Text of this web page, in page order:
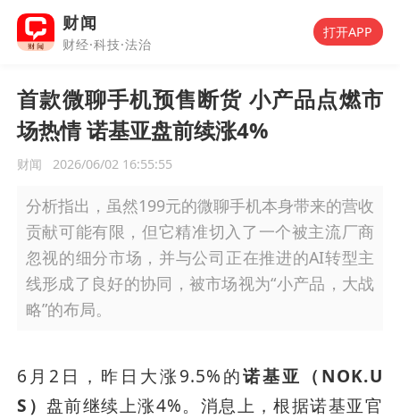
财闻
财经·科技·法治
打开APP
首款微聊手机预售断货 小产品点燃市
场热情 诺基亚盘前续涨4%
财闻 2026/06/02 16:55:55
分析指出，虽然199元的微聊手机本身带来的营收
贡献可能有限，但它精准切入了一个被主流厂商
忽视的细分市场，并与公司正在推进的AI转型主
线形成了良好的协同，被市场视为“小产品，大战
略”的布局。
6月2日，昨日大涨9.5%的诺基亚（NOK.U
S） 盘前继续上涨4%。消息上，根据诺基亚官